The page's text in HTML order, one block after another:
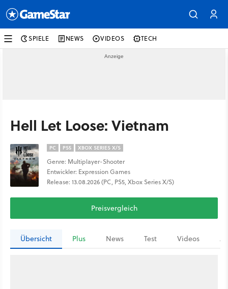
SPIELE NEWS VIDEOS TECH
Hell Let Loose: Vietnam
PC PS5 XBOX SERIES X/S
Genre: Multiplayer-Shooter
Entwickler: Expression Games
Release: 13.08.2026 (PC, PS5, Xbox Series X/S)
Preisvergleich
Übersicht Plus News Test Videos